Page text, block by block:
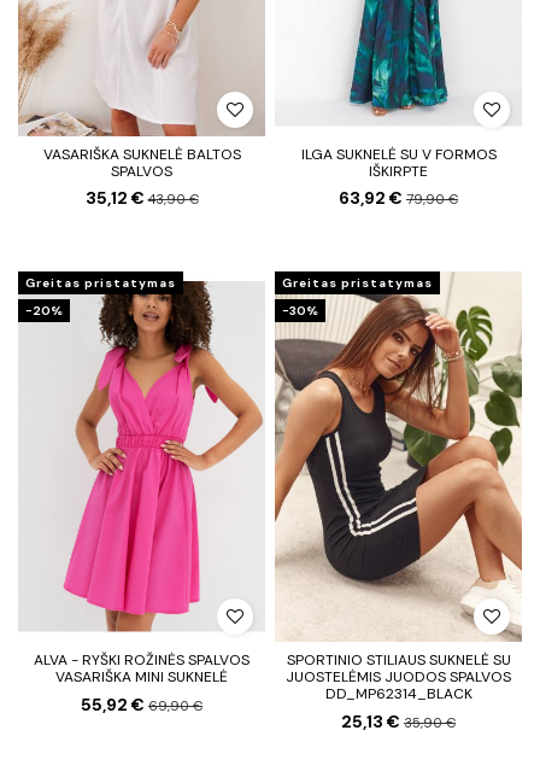
VASARIŠKA SUKNELĖ BALTOS
SPALVOS
35,12 €43,90 €
ILGA SUKNELĖ SU V FORMOS
IŠKIRPTE
63,92 € 79,90 €
Greitas pristatymas
−20%
ALVA - RYŠKI ROŽINĖS SPALVOS
VASARIŠKA MINI SUKNELĖ
55,92 € 69,90 €
Greitas pristatymas
−30%
SPORTINIO STILIAUS SUKNELĖ SU
JUOSTELĖMIS JUODOS SPALVOS
DD_MP62314_BLACK
25,13 € 35,90 €